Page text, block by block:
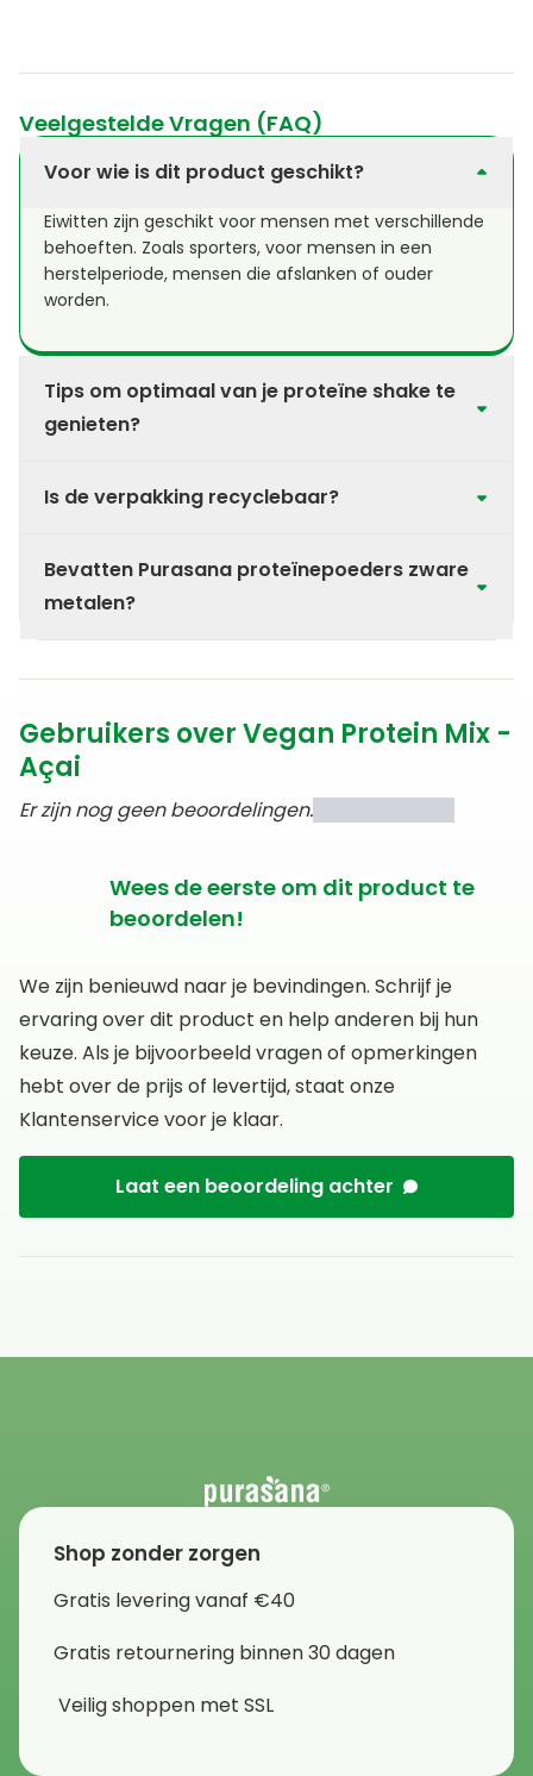
Veelgestelde Vragen (FAQ)
Voor wie is dit product geschikt?
Eiwitten zijn geschikt voor mensen met verschillende
behoeften. Zoals sporters, voor mensen in een
herstelperiode, mensen die afslanken of ouder
worden.
Tips om optimaal van je proteïne shake te
genieten?
vruchtensap. Neem de correcte aanbevolen
Is de verpakking recyclebaar?
zowel de koker als de deksel terecht in de
(blauwe/witte) PMD zakken. In Nederland heeft
drankkartons. Daarnaast hebben een aantal
verpakkingen. Ook hier mag de volledige verpakking
in worden weggegooid.
Bevatten Purasana proteïnepoeders zware
metalen?
strengste Europese normen. Elke batch wordt
van zware metalen en andere contaminanten. Zo
bieden we een veilig, puur en kwalitatief product.
Gebruikers over Vegan Protein Mix -
Açai
Er zijn nog geen beoordelingen.
Wees de eerste om dit product te
beoordelen!
We zijn benieuwd naar je bevindingen. Schrijf je
ervaring over dit product en help anderen bij hun
keuze. Als je bijvoorbeeld vragen of opmerkingen
hebt over de prijs of levertijd, staat onze
Klantenservice voor je klaar.
Laat een beoordeling achter
Shop zonder zorgen
Gratis levering vanaf €40
Gratis retournering binnen 30 dagen
Veilig shoppen met SSL